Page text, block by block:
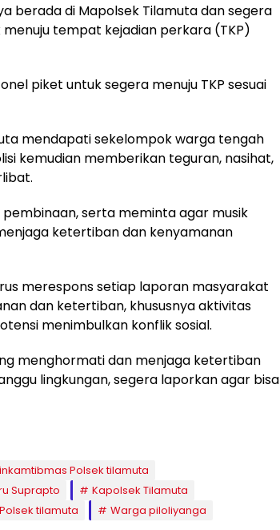
berada di Mapolsek Tilamuta dan segera
tempat kejadian perkara (TKP)
piket untuk segera menuju TKP sesuai
mendapati sekelompok warga tengah
kemudian memberikan teguran, nasihat,
serta meminta agar musik
ketertiban dan kenyamanan
merespons setiap laporan masyarakat
dan ketertiban, khususnya aktivitas
menimbulkan konflik sosial.
menghormati dan menjaga ketertiban
lingkungan, segera laporkan agar bisa
Polsek tilamuta
Suprapto
Kapolsek Tilamuta
Polsek tilamuta Warga piloliyanga